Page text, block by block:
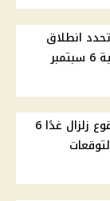
انطلاق
البحوث الفلكية تحسم مزاعم وقوع زلزال غدًا 6